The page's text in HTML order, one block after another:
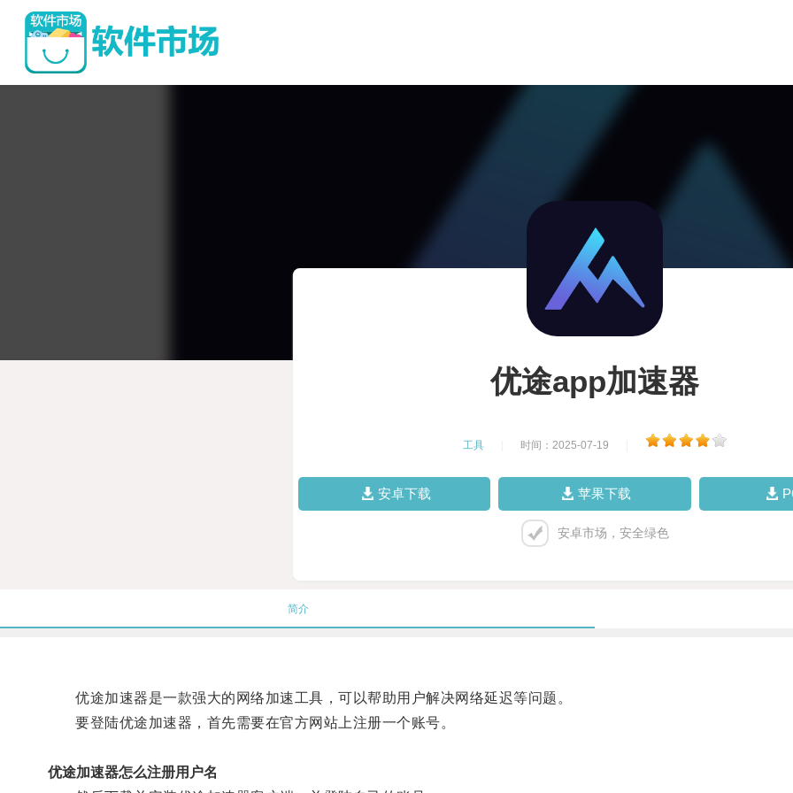
优途app加速器
工具 时间：2025-07-19
安卓下载 苹果下载
安卓市场，安全绿色
简介
优途加速器是一款强大的网络加速工具，可以帮助用户解决网络延迟等问题。
要登陆优途加速器，首先需要在官方网站上注册一个账号。
优途加速器怎么注册用户名